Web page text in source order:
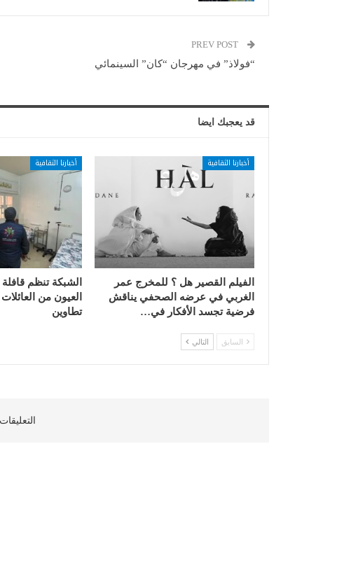
“فولاذ” في مهرجان “كان” السينمائي
قد يعجبك ايضا
أخبارنا الثقافية
الفيلم القصير هل ؟ للمخرج عمر
الغربي في عرضه الصحفي يناقش
فرضية تجسد الأفكار في…
أخبارنا الثقافية
الشبكة تنظم
العيون من
تطاوين
السابق التالي